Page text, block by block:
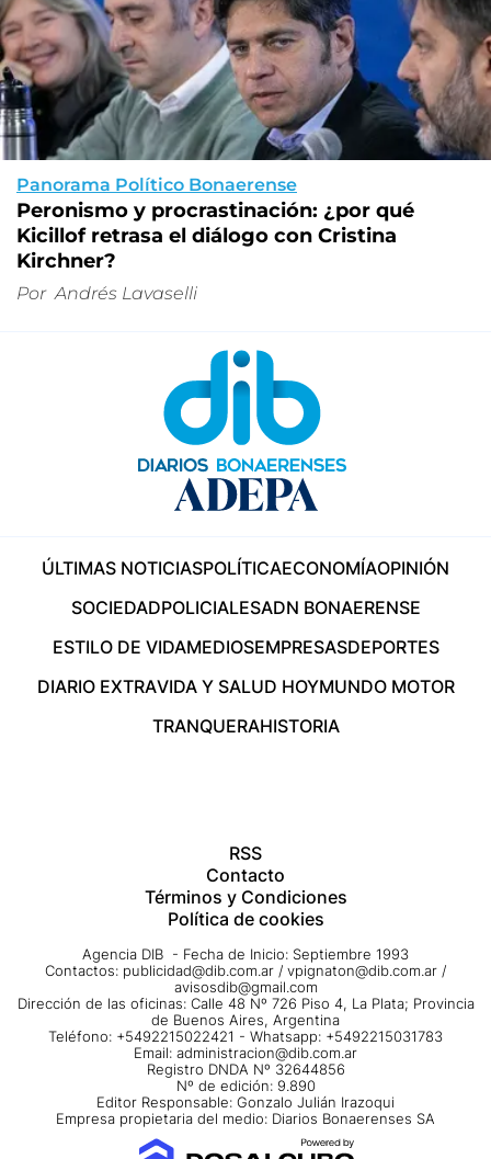
Panorama Político Bonaerense
Peronismo y procrastinación: ¿por qué
Kicillof retrasa el diálogo con Cristina
Kirchner?
Por Andrés Lavaselli
ÚLTIMAS NOTICIASPOLÍTICAECONOMÍAOPINIÓN
SOCIEDADPOLICIALESADN BONAERENSE
ESTILO DE VIDAMEDIOSEMPRESASDEPORTES
DIARIO EXTRAVIDA Y SALUD HOYMUNDO MOTOR
TRANQUERAHISTORIA
RSS
Contacto
Términos y Condiciones
Política de cookies
Agencia DIB - Fecha de Inicio: Septiembre 1993
Contactos: publicidad@dib.com.ar / vpignaton@dib.com.ar /
avisosdib@gmail.com
Dirección de las oficinas: Calle 48 Nº 726 Piso 4, La Plata; Provincia
de Buenos Aires, Argentina
Teléfono: +5492215022421 - Whatsapp: +5492215031783
Email: administracion@dib.com.ar
Registro DNDA Nº 32644856
Nº de edición: 9.890
Editor Responsable: Gonzalo Julián Irazoqui
Empresa propietaria del medio: Diarios Bonaerenses SA